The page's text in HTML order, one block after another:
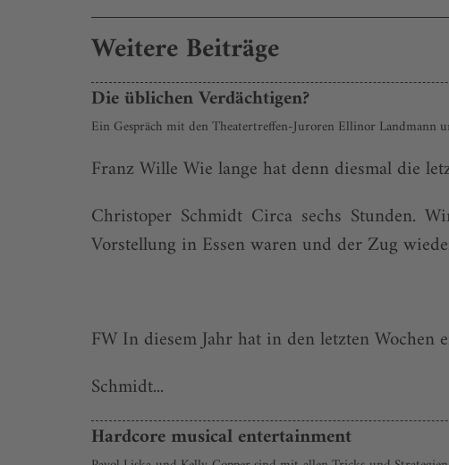
Weitere Beiträge
Die üblichen Verdächtigen?
Ein Gespräch mit den Theatertreffen-Juroren Ellinor Landmann
Franz Wille Wie lange hat denn diesmal die
Christoper Schmidt Circa sechs Stunden.
Vorstellung in Essen waren und der Zug
FW In diesem Jahr hat in den letzten Wochen
Schmidt...
Hardcore musical entertainment